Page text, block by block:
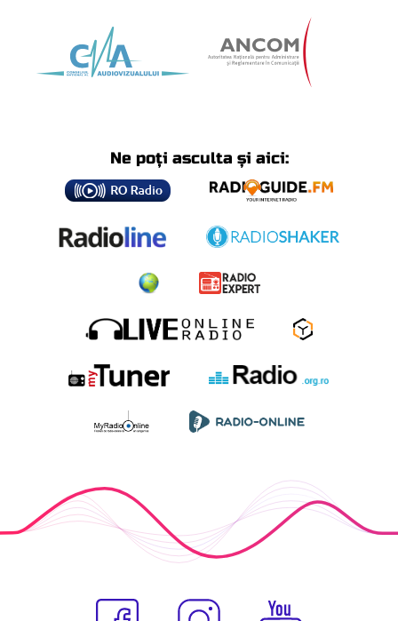
Ne poți asculta și aici: